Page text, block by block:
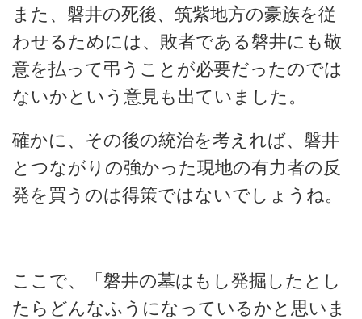
また、磐井の死後、筑紫地方の豪族を従
わせるためには、敗者である磐井にも敬
意を払って弔うことが必要だったのでは
ないかという意見も出ていました。
確かに、その後の統治を考えれば、磐井
とつながりの強かった現地の有力者の反
発を買うのは得策ではないでしょうね。
ここで、「磐井の墓はもし発掘したとし
たらどんなふうになっているかと思いま